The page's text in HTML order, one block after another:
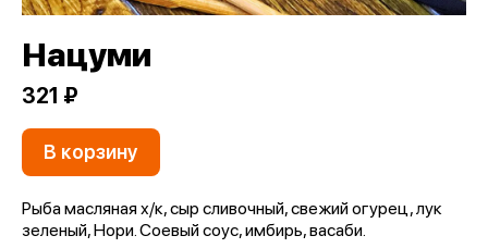
Нацуми
321 ₽
В корзину
Рыба масляная х/к, сыр сливочный, свежий огурец, лук
зеленый, Нори. Соевый соус, имбирь, васаби.